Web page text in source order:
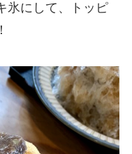
氷にして、トッピ